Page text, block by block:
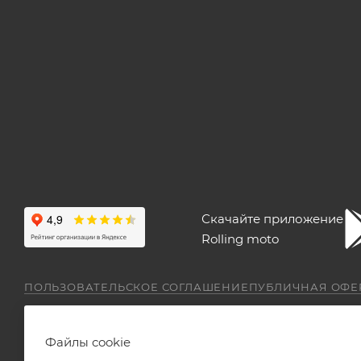
Скачайте приложение
Rolling moto
ПОЛЬЗОВАТЕЛЬСКОЕ СОГЛАШЕНИЕПУБЛИЧНАЯ
Файлы cookie